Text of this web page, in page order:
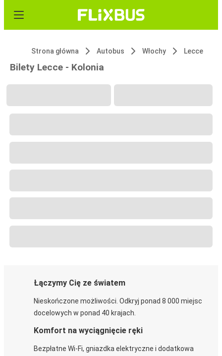
Strona główna Autobus Włochy Lecce
Bilety Lecce - Kolonia
Łączymy Cię ze światem
Nieskończone możliwości. Odkryj ponad 8 000 miejsc
docelowych w ponad 40 krajach.
Komfort na wyciągnięcie ręki
Bezpłatne Wi-Fi, gniazdka elektryczne i dodatkowa